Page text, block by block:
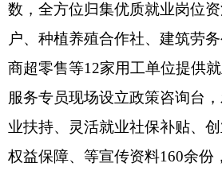
数，全方位归集优质就业岗位
户、种植养殖合作社、建筑劳务
商超零售等12家用工单位提供
服务专员现场设立政策咨询台
业扶持、灵活就业社保补贴、
权益保障、等宣传资料160余份